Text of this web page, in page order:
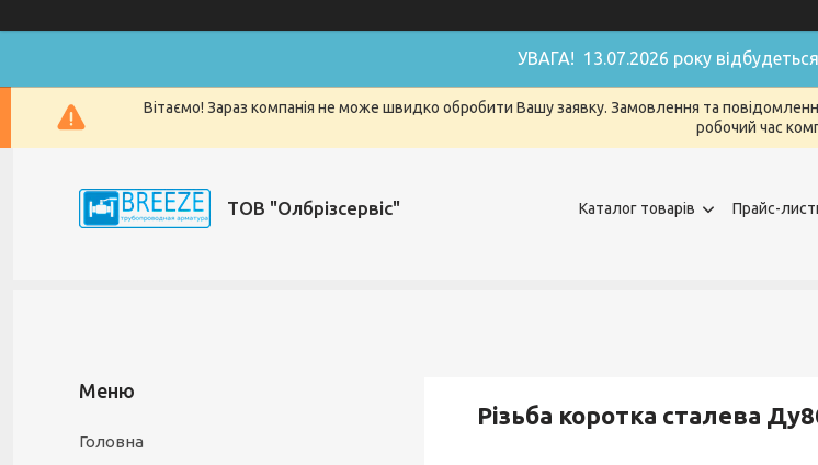
УВАГА! 13.07.2026 року
Вітаємо! Зараз компанія не може швидко обробити Вашу заявку. Замовлення та
робочий час
ТОВ "Олбрізсервіс" Каталог товарів Прайс-
Різьба коротка сталева
Головна